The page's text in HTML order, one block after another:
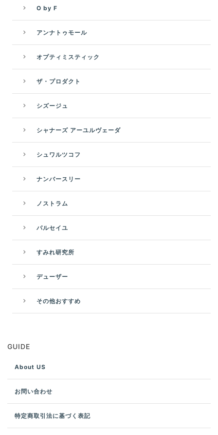
O by F
アンナトゥモール
オプティミスティック
ザ・プロダクト
シズージュ
シャナーズ アーユルヴェーダ
シュワルツコフ
ナンバースリー
ノストラム
パルセイユ
すみれ研究所
デューザー
その他おすすめ
GUIDE
About US
お問い合わせ
特定商取引法に基づく表記